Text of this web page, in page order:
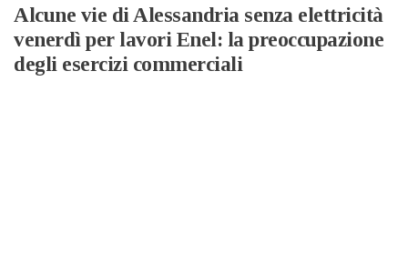
Alcune vie di Alessandria senza elettricità
venerdì per lavori Enel: la preoccupazione
degli esercizi commerciali